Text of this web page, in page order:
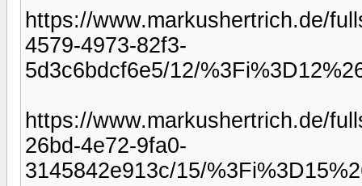
https://www.markushertrich.de/
4579-4973-82f3-
5d3c6bdcf6e5/12/
https://www.markushertrich.de/
26bd-4e72-9fa0-
3145842e913c/15/